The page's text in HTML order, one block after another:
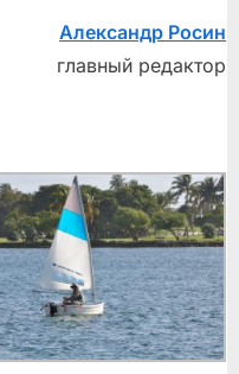
Александр Росин
главный редактор